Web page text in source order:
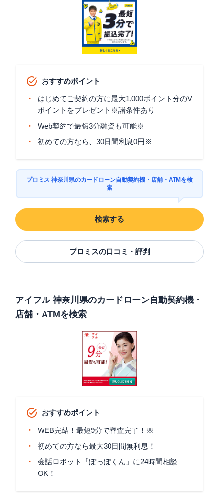
おすすめポイント
はじめてご契約の方に最大1,000ポイント分のV
ポイントをプレゼント※諸条件あり
Web契約で最短3分融資も可能※
初めての方なら、30日間利息0円※
プロミス 神奈川県のカードローン自動契約機・店舗・ATMを検
索
検索する
プロミスの口コミ・評判
アイフル 神奈川県のカードローン自動契約機・
店舗・ATMを検索
おすすめポイント
WEB完結！最短9分で審査完了！※
初めての方なら最大30日間無利息！
会話ロボット「ぽっぽくん」に24時間相談
OK！